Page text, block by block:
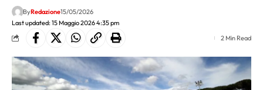
Last updated: 15 Maggio 2026 4:35 pm
ByRedazione15/05/2026
2 Min Read